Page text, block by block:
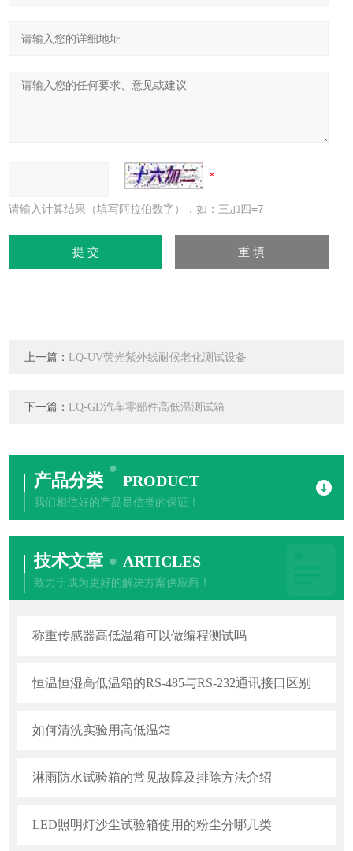
请输入计算结果（填写阿拉伯数字），如：三加四=7
上一篇： LQ-UV荧光紫外线耐候老化测试设备
下一篇： LQ-GD汽车零部件高低温测试箱
产品分类 PRODUCT
我们相信好的产品是信誉的保证！
技术文章 ARTICLES
致力于成为更好的解决方案供应商！
称重传感器高低温箱可以做编程测试吗
恒温恒湿高低温箱的RS-485与RS-232通讯接口区别
如何清洗实验用高低温箱
淋雨防水试验箱的常见故障及排除方法介绍
LED照明灯沙尘试验箱使用的粉尘分哪几类